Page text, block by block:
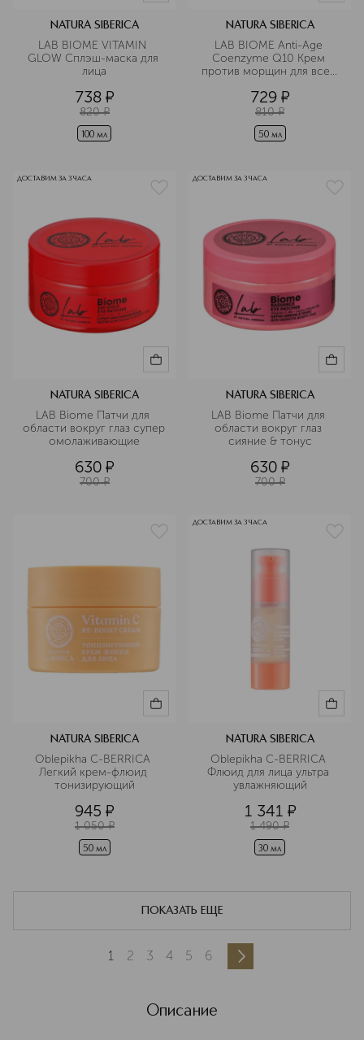
NATURA SIBERICA
LAB BIOME VITAMIN
GLOW Сплэш-маска для
лица
738 ¤
820 ¤
100 мл
NATURA SIBERICA
LAB BIOME Anti-Age
Coenzyme Q10 Крем
против морщин для всех
729 ¤
810 ¤
50 мл
ДОСТАВИМ ЗА 3 ЧАСА
NATURA SIBERICA
LAB Biome Патчи для
области вокруг глаз супер
омолаживающие
630 ¤
700 ¤
ДОСТАВИМ ЗА 3 ЧАСА
NATURA SIBERICA
LAB Biome Патчи для
области вокруг глаз
сияние & тонус
630 ¤
700 ¤
NATURA SIBERICA
Oblepikha C-BERRICA
Легкий крем-флюид
тонизирующий
945 ¤
1 050 ¤
50 мл
ДОСТАВИМ ЗА 3 ЧАСА
NATURA SIBERICA
Oblepikha C-BERRICA
Флюид для лица ультра
увлажняющий
1 341 ¤
1 490 ¤
30 мл
ПОКАЗАТЬ ЕЩЕ
1 2 3 4 5 6
Описание